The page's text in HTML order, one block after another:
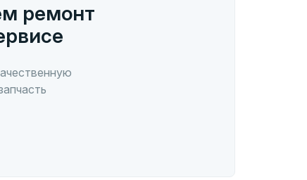
ремонт